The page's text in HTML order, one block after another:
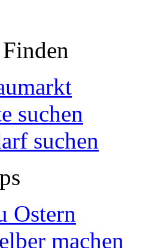
suchen
suchen
Ostern
machen